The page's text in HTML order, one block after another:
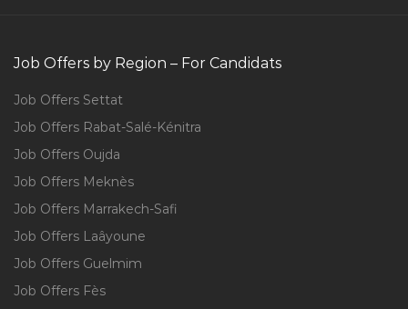
Job Offers by Region – For Candidats
Job Offers Settat
Job Offers Rabat-Salé-Kénitra
Job Offers Oujda
Job Offers Meknès
Job Offers Marrakech-Safi
Job Offers Laâyoune
Job Offers Guelmim
Job Offers Fès